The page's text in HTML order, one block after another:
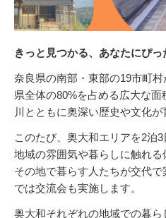
きっと見つかる、あなたにぴっ
奈良県の南部・東部の19市町村
県全体の80%を占める広大な
川とともに奥深い歴史や文化が
このたび、奥大和エリアを2泊
地域の雰囲気や暮らしに触れる
その地で暮らす人たちが交代
では交流会も実施します。
奥大和それぞれの地域での暮